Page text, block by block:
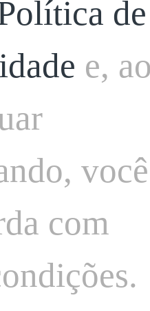
de notícias sobre eventos,
e sociedade.
de tudo que acontece.
de
e, ao
você
com